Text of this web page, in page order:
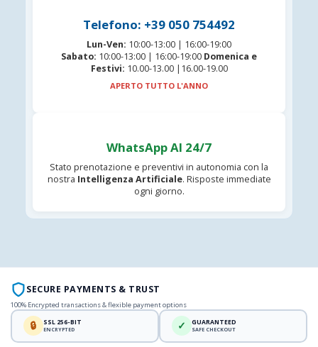
Telefono: +39 050 754492
Lun-Ven: 10:00-13:00 | 16:00-19:00
Sabato: 10:00-13:00 | 16:00-19:00 Domenica e
Festivi: 10.00-13.00 |16.00-19.00
APERTO TUTTO L'ANNO
WhatsApp AI 24/7
Stato prenotazione e preventivi in autonomia con la
nostra Intelligenza Artificiale. Risposte immediate
ogni giorno.
SECURE PAYMENTS & TRUST
100% Encrypted transactions & flexible payment options
🔒 SSL 256-BIT
ENCRYPTED ✓ GUARANTEED
SAFE CHECKOUT